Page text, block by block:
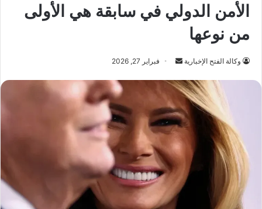
الأمن الدولي في سابقة هي الأولى
من نوعها
وكالة الفتح الإخبارية
أرسل
إلكترونيا
فبراير 27, 2026